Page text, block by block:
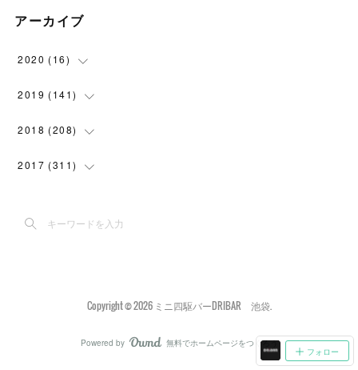
アーカイブ
2020 (16)
(1)
(6)
(9 )
2019 (141)
(24)
(38)
(
2018 (208)
(11)
2017 (311)
30)
フォロー
Copyright ©2026 ミニ四駆バーDRIBAR 池袋.
Powered by AmebaOwnd
無料でホームページをつくろう